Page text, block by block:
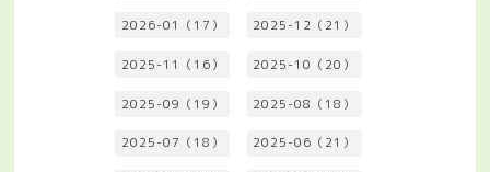
2026-01（17） 2025-12（21）
2025-11（16） 2025-10（20）
2025-09（19） 2025-08（18）
2025-07（18） 2025-06（21）